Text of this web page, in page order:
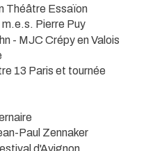
Théâtre Essaïon
Pierre Puy
- MJC Crépy en Valois
13 Paris et tournée
Paul Zennaker
d'Avignon